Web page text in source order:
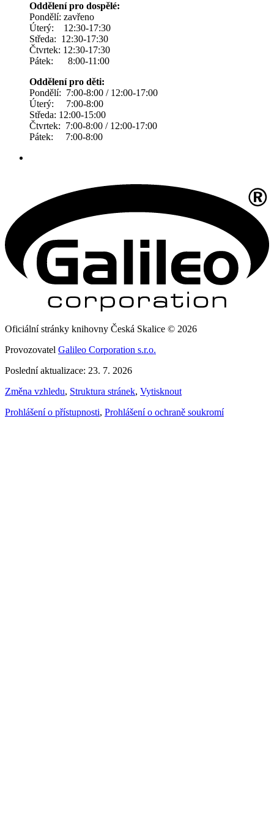
Oddělení pro dospělé:
Pondělí: zavřeno
Úterý: 12:30-17:30
Středa: 12:30-17:30
Čtvrtek: 12:30-17:30
Pátek: 8:00-11:00
Oddělení pro děti:
Pondělí: 7:00-8:00 / 12:00-17:00
Úterý: 7:00-8:00
Středa: 12:00-15:00
Čtvrtek: 7:00-8:00 / 12:00-17:00
Pátek: 7:00-8:00
Oficiální stránky knihovny Česká Skalice © 2026
Provozovatel Galileo Corporation s.r.o.
Poslední aktualizace: 23. 7. 2026
Změna vzhledu, Struktura stránek, Vytisknout
Prohlášení o přístupnosti, Prohlášení o ochraně soukromí